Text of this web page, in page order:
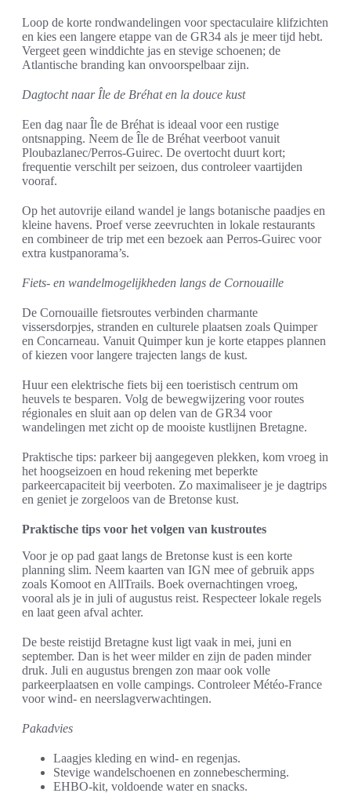
Loop de korte rondwandelingen voor spectaculaire klifzichten
en kies een langere etappe van de GR34 als je meer tijd hebt.
Vergeet geen winddichte jas en stevige schoenen; de
Atlantische branding kan onvoorspelbaar zijn.
Dagtocht naar Île de Bréhat en la douce kust
Een dag naar Île de Bréhat is ideaal voor een rustige
ontsnapping. Neem de Île de Bréhat veerboot vanuit
Ploubazlanec/Perros-Guirec. De overtocht duurt kort;
frequentie verschilt per seizoen, dus controleer vaartijden
vooraf.
Op het autovrije eiland wandel je langs botanische paadjes en
kleine havens. Proef verse zeevruchten in lokale restaurants
en combineer de trip met een bezoek aan Perros-Guirec voor
extra kustpanorama’s.
Fiets- en wandelmogelijkheden langs de Cornouaille
De Cornouaille fietsroutes verbinden charmante
vissersdorpjes, stranden en culturele plaatsen zoals Quimper
en Concarneau. Vanuit Quimper kun je korte etappes plannen
of kiezen voor langere trajecten langs de kust.
Huur een elektrische fiets bij een toeristisch centrum om
heuvels te besparen. Volg de bewegwijzering voor routes
régionales en sluit aan op delen van de GR34 voor
wandelingen met zicht op de mooiste kustlijnen Bretagne.
Praktische tips: parkeer bij aangegeven plekken, kom vroeg in
het hoogseizoen en houd rekening met beperkte
parkeercapaciteit bij veerboten. Zo maximaliseer je je dagtrips
en geniet je zorgeloos van de Bretonse kust.
Praktische tips voor het volgen van kustroutes
Voor je op pad gaat langs de Bretonse kust is een korte
planning slim. Neem kaarten van IGN mee of gebruik apps
zoals Komoot en AllTrails. Boek overnachtingen vroeg,
vooral als je in juli of augustus reist. Respecteer lokale regels
en laat geen afval achter.
De beste reistijd Bretagne kust ligt vaak in mei, juni en
september. Dan is het weer milder en zijn de paden minder
druk. Juli en augustus brengen zon maar ook volle
parkeerplaatsen en volle campings. Controleer Météo-France
voor wind- en neerslagverwachtingen.
Pakadvies
Laagjes kleding en wind- en regenjas.
Stevige wandelschoenen en zonnebescherming.
EHBO-kit, voldoende water en snacks.